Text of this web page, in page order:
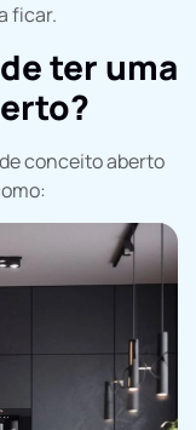
ficar.
ter uma
conceito aberto